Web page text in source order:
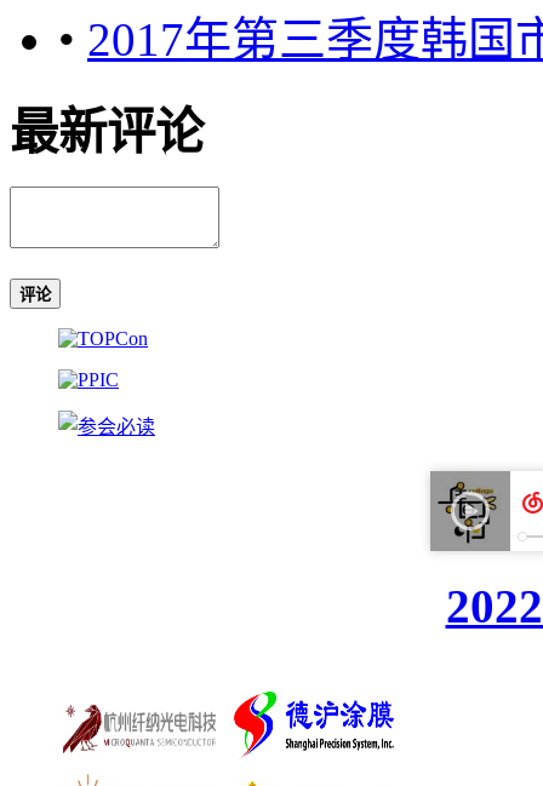
• 2017年第三季度韩国
最新评论
评论